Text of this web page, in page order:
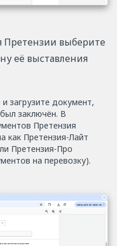
Претензии выберите
её выставления
загрузите документ,
заключён. В
Претензия
как Претензия-Лайт
Претензия-Про
на перевозку).